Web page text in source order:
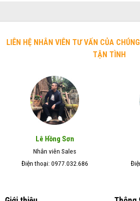
LIÊN HỆ NHÂN VIÊN TƯ VẤN CỦA
TẬN TÌNH
Lê Hồng Sơn
Nhân viên Sales
Điện thoại: 0977.032.686